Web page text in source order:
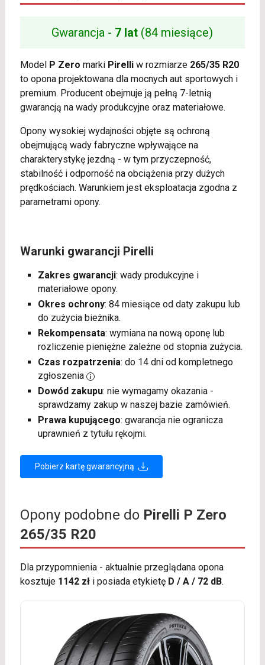
Gwarancja - 7 lat (84 miesiące)
Model P Zero marki Pirelliw rozmiarze 265/35 R20
to opona projektowana dla mocnych aut sportowych i
premium. Producent obejmuje ją pełną 7-letnią
gwarancją na wady produkcyjne oraz materiałowe.
Opony wysokiej wydajności objęte są ochroną
obejmującą wady fabryczne wpływające na
charakterystykę jezdną - w tym przyczepność,
stabilność i odporność na obciążenia przy dużych
prędkościach. Warunkiem jest eksploatacja zgodna z
parametrami opony.
Warunki gwarancji Pirelli
Zakres gwarancji: wady produkcyjne i
materiałowe opony.
Okres ochrony: 84 miesiące od daty zakupu lub
do zużycia bieżnika.
Rekompensata: wymiana na nową oponę lub
rozliczenie pieniężne zależne od stopnia zużycia.
Czas rozpatrzenia: do 14 dni od kompletnego
zgłoszenia
Dowód zakupu: nie wymagamy okazania -
sprawdzamy zakup w naszej bazie zamówień.
Prawa kupującego: gwarancja nie ogranicza
uprawnień z tytułu rękojmi.
Pobierz kartę gwarancyjną
Opony podobne do Pirelli P Zero
265/35 R20
Dla przypomnienia - aktualnie przeglądana opona
kosztuje 1142 złi posiada etykietę D / A / 72 dB.